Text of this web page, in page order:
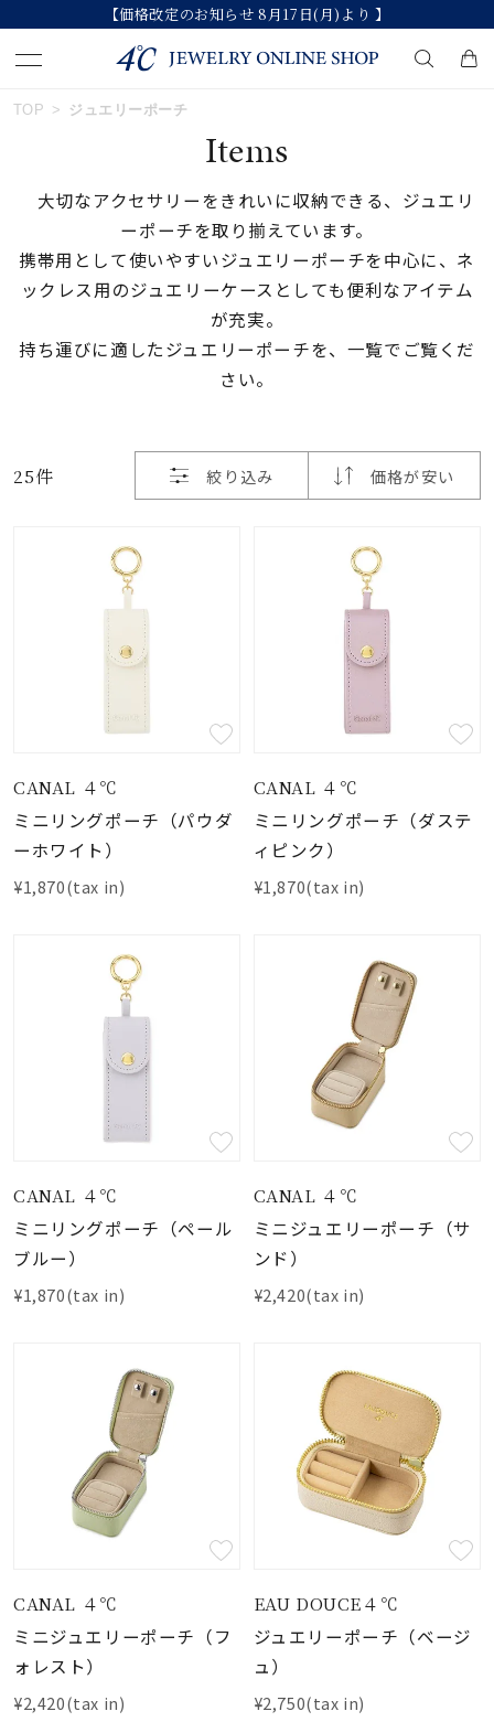
【価格改定のお知らせ 8月17日(月)より 】
人気検索キーワード
#ペア #ハーフエタニティリング #エタニティ
カテゴリー ジュエリーポーチ
石の色
ファッションテイス
コレクション
メンズ
リングサイズ
すべて表示
TOP ジュエリーポーチ
Items
大切なアクセサリーをきれいに収納できる、ジュエリ
ーポーチを取り揃えています。
携帯用として使いやすいジュエリーポーチを中心に、ネ
ックレス用のジュエリーケースとしても便利なアイテム
が充実。
持ち運びに適したジュエリーポーチを、一覧でご覧くだ
さい。
25件 絞り込み 価格が安い
おすすめ順
価格が高い
新着順
並び替え
CANAL ４℃
ミニリングポーチ（パウダ
ーホワイト）
¥1,870(tax in)
CANAL ４℃
ミニリングポーチ（ダステ
ィピンク）
¥1,870(tax in)
CANAL ４℃
ミニリングポーチ（ペール
ブルー）
¥1,870(tax in)
CANAL ４℃
ミニジュエリーポーチ（サ
ンド）
¥2,420(tax in)
CANAL ４℃
ミニジュエリーポーチ（フ
ォレスト）
¥2,420(tax in)
EAU DOUCE４℃
ジュエリーポーチ（ベージ
ュ）
¥2,750(tax in)